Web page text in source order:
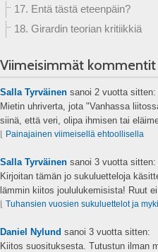
17. Entä tästä eteenpäin?
18. Girardin teorian kritiikkiä
Viimeisimmät kommentit
Salla Tyrväinen sanoi 2 vuotta sitten:
Mietin uhriverta, jota "Vanhassa
siinä, että veri, olipa ihmisen tai
Painajainen viimeisellä ehtoollisella
Salla Tyrväinen sanoi 3 vuotta sitten:
Kirjoitan tämän jo sukuluetteloja
lämmin kiitos joululukemisista! Ruut
Tuhansien vuosien sukuluettelot ja
Daniel Nylund sanoi 3 vuotta sitten:
Kiitos suosituksesta. Tutustun ilman